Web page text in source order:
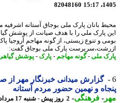
82048160
بانان پارک ملی بوجاق آستانه اشرفیه
پارک ملی را با هدف صیانت از پوشش گیاهی
و تنوع زیستی، از گونه مهاجم آروجیا
پارک ملی بوجاق گفت:
ملی -گونه مهاجم-پارک- پوشش گیاهی-
گزارش میدانی خبرنگار مهر از صد و
و نهمین حضور مردم آستانه
-فرهنگی-